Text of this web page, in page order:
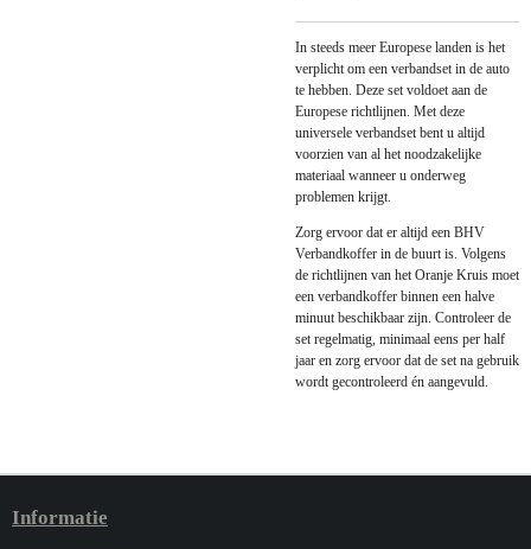
In steeds meer Europese landen is het
verplicht om een verbandset in de auto
te hebben. Deze set voldoet aan de
Europese richtlijnen. Met deze
universele verbandset bent u altijd
voorzien van al het noodzakelijke
materiaal wanneer u onderweg
problemen krijgt.
Zorg ervoor dat er altijd een BHV
Verbandkoffer in de buurt is. Volgens
de richtlijnen van het Oranje Kruis moet
een verbandkoffer binnen een halve
minuut beschikbaar zijn. Controleer de
set regelmatig, minimaal eens per half
jaar en zorg ervoor dat de set na gebruik
wordt gecontroleerd én aangevuld.
Informatie